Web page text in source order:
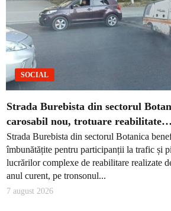
SOCIAL
Strada Burebista din sectorul
carosabil nou, trotuare reabilitate…
Strada Burebista din sectorul Botanica
îmbunătățite pentru participanții la trafic și
lucrărilor complexe de reabilitare realizate
anul curent, pe tronsonul...
7 august 2026